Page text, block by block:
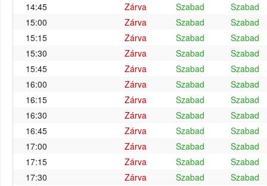
14:45
Zárva Szabad
Szabad
15:00
Zárva Szabad
Szabad
15:15
Zárva Szabad
Szabad
15:30
Zárva Szabad
Szabad
15:45
Zárva Szabad
Szabad
16:00
Zárva Szabad
Szabad
16:15
Zárva Szabad
Szabad
16:30
Zárva Szabad
Szabad
16:45
Zárva Szabad
Szabad
17:00
Zárva Szabad
Szabad
17:15
Zárva Szabad
Szabad
17:30
Zárva Szabad
Szabad